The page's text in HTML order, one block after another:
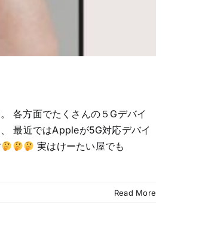
各方面でたくさんの５Gデバイ
最近ではAppleが5G対応デバイ
実はけーたい屋でも
Read More